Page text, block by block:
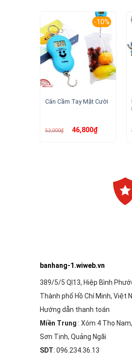
-10%
Cân Cầm Tay Mặt Cười
52,000₫
Giá
gốc
46,800₫Giá
hiện
banhang-1.wiweb.vn
389/5/5 Ql13, Hiệp Bình
Thành phố Hồ Chí Minh, Việt
Hướng dẫn thanh toán
Miền Trung : Xóm 4 Thọ
Sơn Tịnh, Quảng Ngãi
SDT: 096.234.36.13